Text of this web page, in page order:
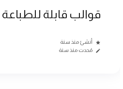
قوالب قابلة للطباعة
أنشئ منذ سنة
مُحدث منذ سنة